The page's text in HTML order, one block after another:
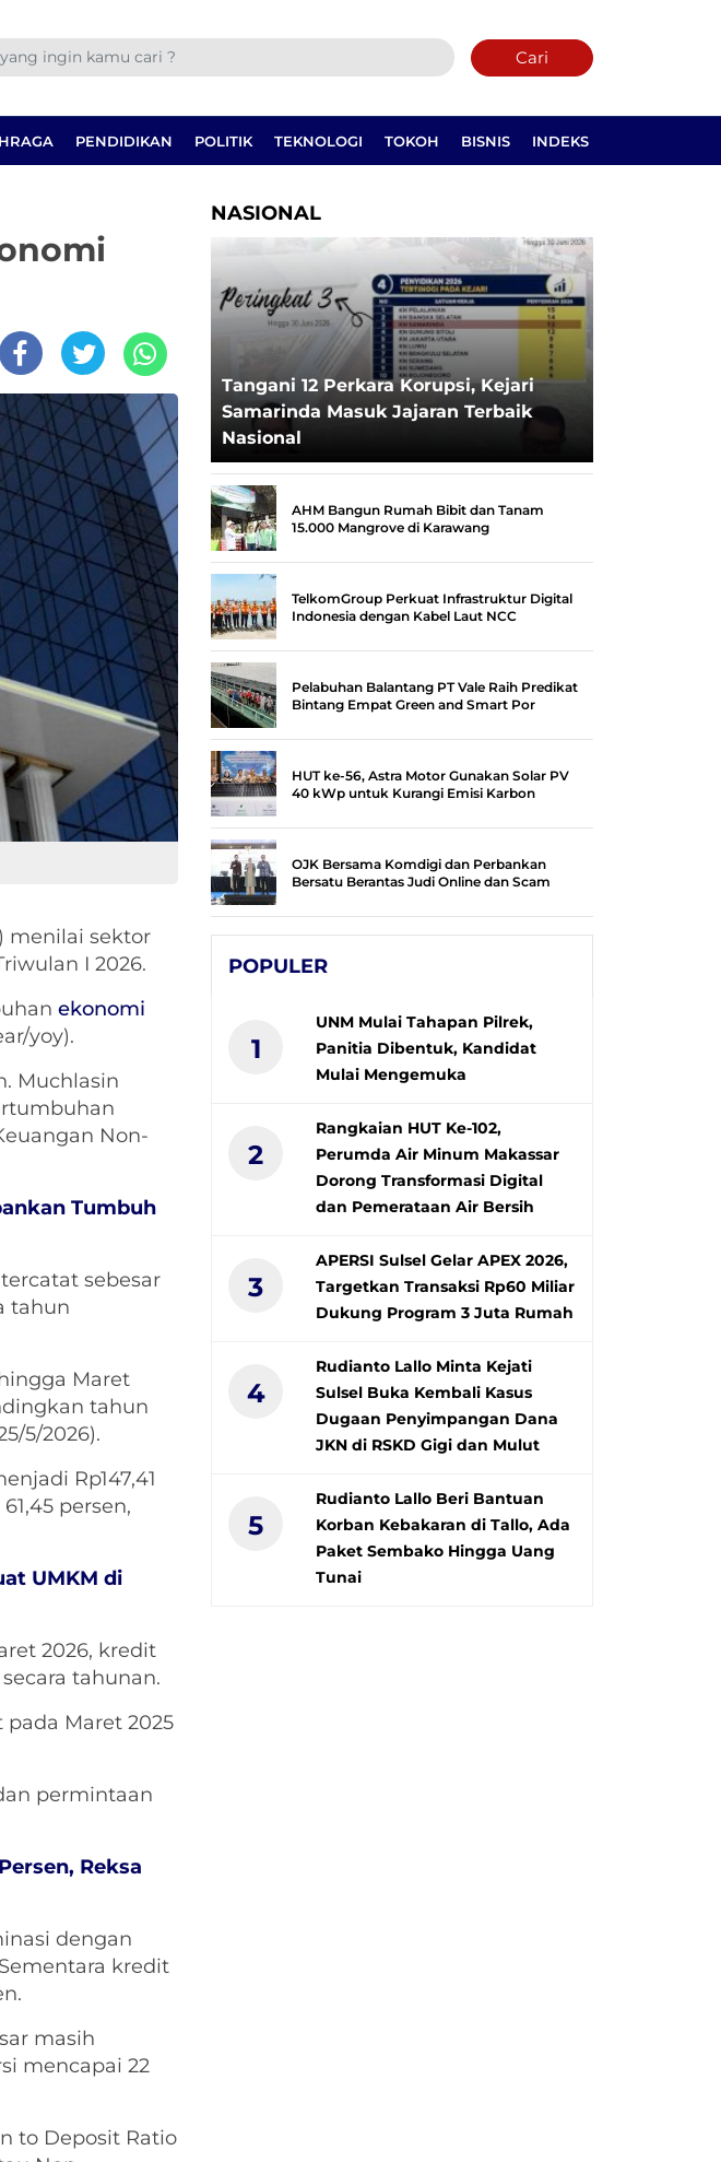
Cari
PENDIDIKAN POLITIK TEKNOLOGI TOKOH BISNIS INDEKS
menilai sektor
I 2026.
ekonomi
yoy).
Muchlasin
Non-
Tumbuh
sebesar
tahun
Maret
tahun
5/2026).
Rp147,41
persen,
UMKM di
2026, kredit
tahunan.
Maret 2025
permintaan
Reksa
dengan
kredit
masih
mencapai 22
to Deposit Ratio
NASIONAL
Tangani 12 Perkara Korupsi, Kejari
Samarinda Masuk Jajaran Terbaik
Nasional
AHM Bangun Rumah Bibit dan Tanam
15.000 Mangrove di Karawang
TelkomGroup Perkuat Infrastruktur Digital
Indonesia dengan Kabel Laut NCC
Pelabuhan Balantang PT Vale Raih Predikat
Bintang Empat Green and Smart Por
HUT ke-56, Astra Motor Gunakan Solar PV
40 kWp untuk Kurangi Emisi Karbon
OJK Bersama Komdigi dan Perbankan
Bersatu Berantas Judi Online dan Scam
POPULER
1
UNM Mulai Tahapan Pilrek,
Panitia Dibentuk, Kandidat
Mulai Mengemuka
2
Rangkaian HUT Ke-102,
Perumda Air Minum Makassar
Dorong Transformasi Digital
dan Pemerataan Air Bersih
3
APERSI Sulsel Gelar APEX 2026,
Targetkan Transaksi Rp60 Miliar
Dukung Program 3 Juta Rumah
4
Rudianto Lallo Minta Kejati
Sulsel Buka Kembali Kasus
Dugaan Penyimpangan Dana
JKN di RSKD Gigi dan Mulut
5
Rudianto Lallo Beri Bantuan
Korban Kebakaran di Tallo, Ada
Paket Sembako Hingga Uang
Tunai